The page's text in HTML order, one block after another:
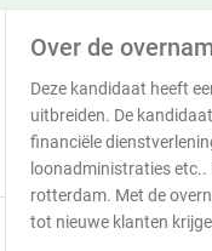
Over de
Deze kandidaat heeft
uitbreiden. De
financiële
loonadministraties etc..
rotterdam. Met de
tot nieuwe klanten